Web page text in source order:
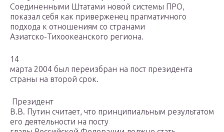
Соединенными Штатами новой системы ПРО,
показал себя как приверженец прагматичного
подхода к отношениям со странами
Азиатско-Тихоокеанского региона.
14
марта 2004 был переизбран на пост президента
страны на второй срок.
Президент
В.В. Путин считает, что принципиальным результатом
его деятельности на посту